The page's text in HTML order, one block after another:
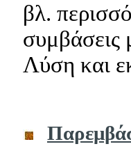
βλ.
Λύση και